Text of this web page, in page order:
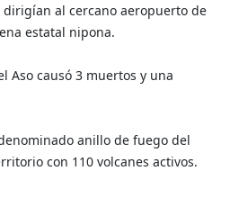
dirigían al cercano aeropuerto de
estatal nipona.
Aso causó 3 muertos y una
anillo de fuego del
con 110 volcanes activos.